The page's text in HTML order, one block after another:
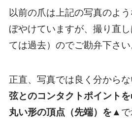
以前の爪は上記の写真のよう
ぼやけていますが、撮り直
ては過去）のでご勘弁下さい
正直、写真では良く分からな
弦とのコンタクトポイントを
丸い形の頂点（先端）を▲